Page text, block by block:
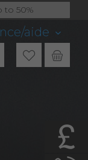
to 50%
then gone
aide